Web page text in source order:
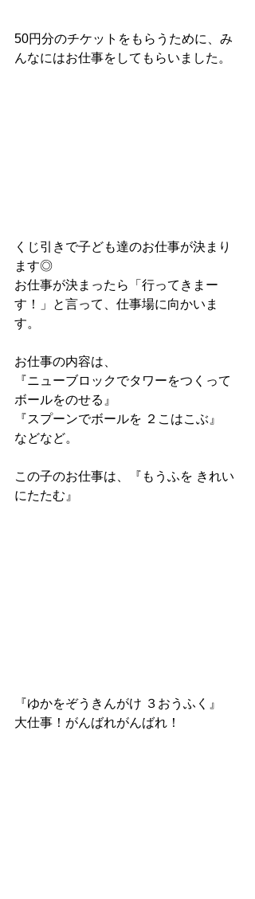
50円分のチケットをもらうために、み
んなにはお仕事をしてもらいました。
くじ引きで子ども達のお仕事が決まり
ます◎
お仕事が決まったら「行ってきまー
す！」と言って、仕事場に向かいま
す。
お仕事の内容は、
『ニューブロックでタワーをつくって
ボールをのせる』
『スプーンでボールを ２こはこぶ』
などなど。
この子のお仕事は、『もうふを きれい
にたたむ』
『ゆかをぞうきんがけ ３おうふく』
大仕事！がんばれがんばれ！